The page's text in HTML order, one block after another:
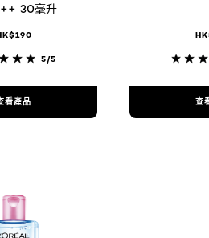
30毫升
5/5
看產品 查